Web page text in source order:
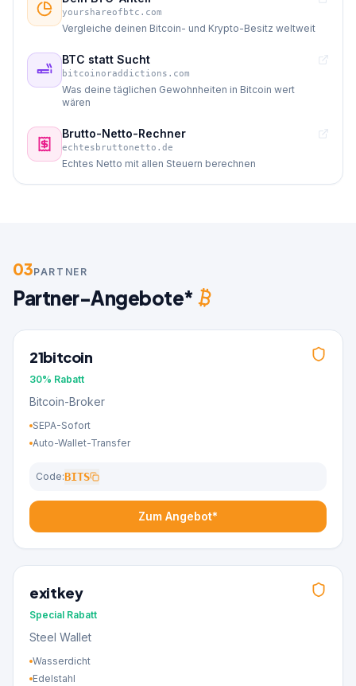
yourshareofbtc.com
Vergleiche deinen Bitcoin- und Krypto-Besitz weltweit
BTC statt Sucht
bitcoinoraddictions.com
Was deine täglichen Gewohnheiten in Bitcoin wert
wären
Brutto-Netto-Rechner
echtesbruttonetto.de
Echtes Netto mit allen Steuern berechnen
03PARTNER
Partner-Angebote*
21bitcoin
30% Rabatt
Bitcoin-Broker
SEPA-Sofort
Auto-Wallet-Transfer
Code:BITS
Zum Angebot*
exitkey
Special Rabatt
Steel Wallet
Wasserdicht
Edelstahl